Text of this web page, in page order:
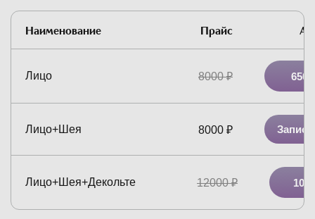
Наименование Прайс
Лицо 8000₽
Лицо+Шея 8000 ₽
Лицо+Шея+Декольте 12000₽